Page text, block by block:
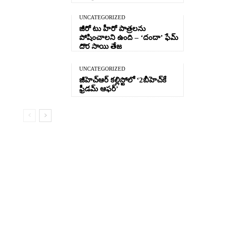
UNCATEGORIZED
జీరో టు హీరో పాత్రలను
పోషించాలని ఉంది – ‘దందా’ ఫేమ్
దొర సాయి తేజ
UNCATEGORIZED
జీహెచ్ఆర్‌ కల్లిస్టోలో ‘2బీహెచ్‌కే
ఫ్రీడమ్ ఆఫర్’